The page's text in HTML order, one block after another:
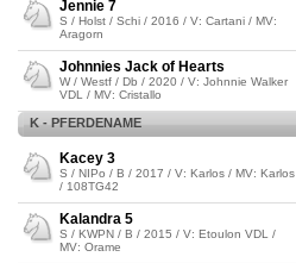
Jennie 7
S / Holst / Schi / 2016 / V: Cartani / MV:
Aragorn
Johnnies Jack of Hearts
W / Westf / Db / 2020 / V: Johnnie Walker
VDL / MV: Cristallo
K - PFERDENAME
Kacey 3
S / NIPo / B / 2017 / V: Karlos / MV: Karlos
/ 108TG42
Kalandra 5
S / KWPN / B / 2015 / V: Etoulon VDL /
MV: Orame